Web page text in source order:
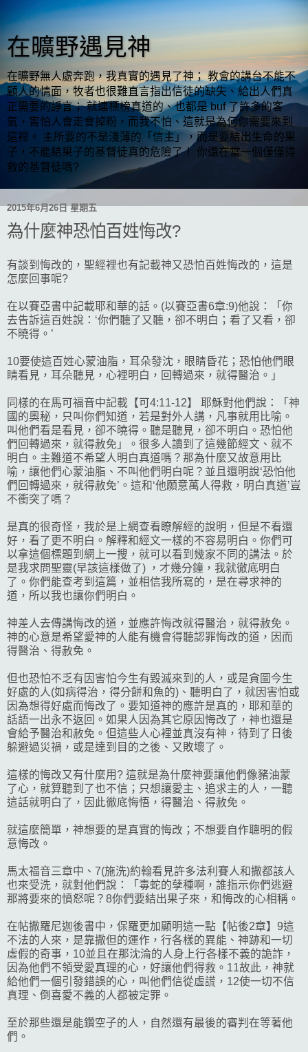
在曠野遇見神
在曠野無人處奔跑，我真實的遇見了神； 教會的講台不能不
顧人的情面，牧者也很難直言指出信徒的缺失、給出人們真
正需要的諍言； 就連標榜真道的、也都是 buf 了許多的客
氣，害怕人會走會掉粉，而我不怕、這就是為何你需要來到
這裡。 主所要的不是淺薄的「信主」，而是要結出生命的果
子，不能結果子的基督徒真的危險了！ 你還在當一個僅僅得
救的基督徒嗎?
2015年6月26日 星期五
為什麼神恐怕百姓悔改?
有談到悔改的，聖經裡也有記載神又恐怕百姓悔改的，這是
怎麼回事呢?
在以賽亞書中記載耶和華的話。(以賽亞書6章:9)他說：「你
去告訴這百姓說：‘你們聽了又聽，卻不明白；看了又看，卻
不曉得。’
10要使這百姓心蒙油脂，耳朵發沈，眼睛昏花；恐怕他們眼
睛看見，耳朵聽見，心裡明白，回轉過來，就得醫治。」
同樣的在馬可福音中記載【可4:11-12】 耶穌對他們說：「神
國的奧秘，只叫你們知道，若是對外人講，凡事就用比喻。
叫他們看是看見，卻不曉得。聽是聽見，卻不明白。恐怕他
們回轉過來，就得赦免」。很多人讀到了這幾節經文、就不
明白。主難道不希望人明白真道嗎？那為什麼又故意用比
喻，讓他們心蒙油脂、不叫他們明白呢？並且還明說‘恐怕他
們回轉過來，就得赦免’。這和‘他願意萬人得救，明白真道’豈
不衝突了嗎？
是真的很奇怪，我於是上網查看瞭解經的說明，但是不看還
好，看了更不明白。解釋和經文一樣的不容易明白。你們可
以拿這個標題到網上一搜，就可以看到幾家不同的講法。於
是我求問聖靈(早該這樣做了) ，才幾分鐘，我就徹底明白
了。你們能查考到這篇，並相信我所寫的，是在尋求神的
道，所以我也讓你們明白。
神差人去傳講悔改的道，並應許悔改就得醫治，就得赦免。
神的心意是希望愛神的人能有機會得聽認罪悔改的道，因而
得醫治、得赦免。
但也恐怕不乏有因害怕今生有毀滅來到的人，或是貪圖今生
好處的人(如病得治，得分餅和魚的)、聽明白了，就因害怕或
因為想得好處而悔改了。要知道神的應許是真的，耶和華的
話語一出永不返回。如果人因為其它原因悔改了，神也還是
會給予醫治和赦免。但這些人心裡並真沒有神，待到了日後
躲避過災禍，或是達到目的之後、又敗壞了。
這樣的悔改又有什麼用? 這就是為什麼神要讓他們像豬油蒙
了心，就算聽到了也不信；只想讓愛主、追求主的人，一聽
這話就明白了，因此徹底悔悟，得醫治、得赦免。
就這麼簡單，神想要的是真實的悔改；不想要自作聰明的假
意悔改。
馬太福音三章中、7(施洗)約翰看見許多法利賽人和撒都該人
也來受洗，就對他們說：「毒蛇的孽種啊，誰指示你們逃避
那將要來的憤怒呢？8你們要結出果子來，和悔改的心相稱。
在帖撒羅尼迦後書中，保羅更加顯明這一點【帖後2章】9這
不法的人來，是靠撒但的運作，行各樣的異能、神跡和一切
虛假的奇事，10並且在那沈淪的人身上行各樣不義的詭詐，
因為他們不領受愛真理的心，好讓他們得救。11故此，神就
給他們一個引發錯誤的心，叫他們信從虛謊，12使一切不信
真理、倒喜愛不義的人都被定罪。
至於那些還是能鑽空子的人，自然還有最後的審判在等著他
們。